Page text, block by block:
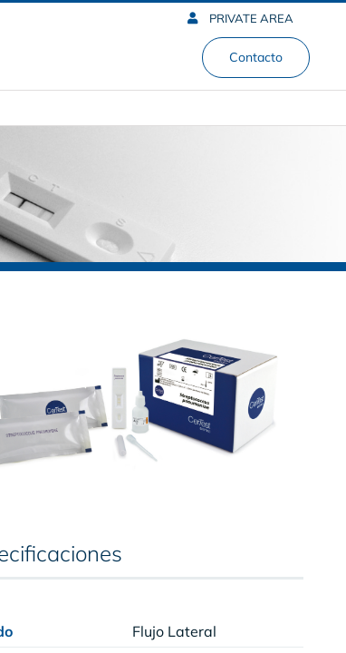
PRIVATE AREA
Contacto
Flujo Lateral